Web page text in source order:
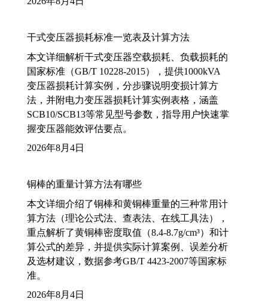
干式变压器损耗标准一览表及计算方法
本文详细解析干式变压器空载损耗、负载损耗的
国家标准（GB/T 10228-2015），提供1000kVA
变压器损耗计算实例，分步骤说明变损计算方
法，并附电力变压器损耗计算实例表格，涵盖
SCB10/SCB13等常见型号参数，指导用户快速掌
握变压器能效评估要点。
2026年8月4日
铜棒的重量计算方法有哪些
本文详细介绍了铜棒和黄铜棒重量的三种常用计
算方法（理论公式法、查表法、在线工具法），
重点解析了黄铜棒密度取值（8.4-8.7g/cm³）和计
算公式的差异，并提供实际计算案例、误差分析
及选材建议，数据参考GB/T 4423-2007等国家标
准。
2026年8月4日